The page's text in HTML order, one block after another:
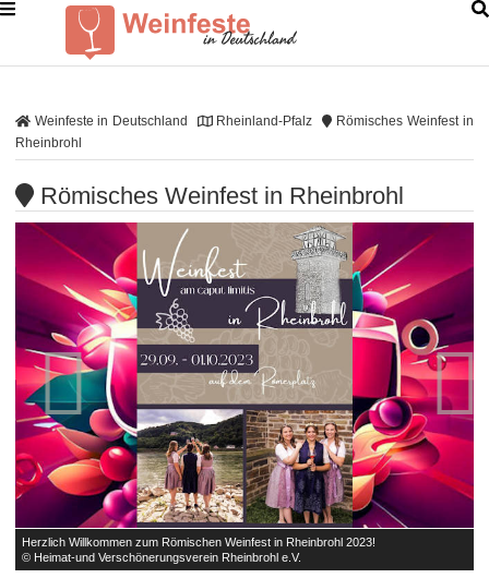
Weinfeste in Deutschland Rheinland-Pfalz
Römisches Weinfest in
Rheinbrohl
Römisches Weinfest in Rheinbrohl
Herzlich Willkommen zum Römischen Weinfest in Rheinbrohl 2023!
© Heimat-und Verschönerungsverein Rheinbrohl e.V.
 